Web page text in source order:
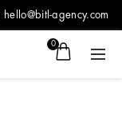
hello@bitl-agency.com
0